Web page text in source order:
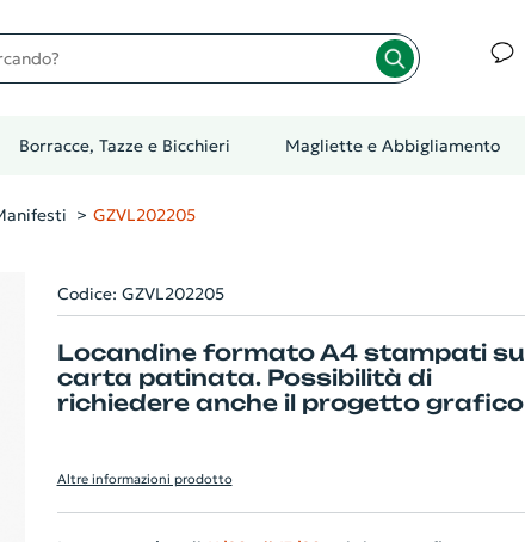
Borracce, Tazze e Bicchieri Magliette e Abbigliamento
GZVL202205
Codice: GZVL202205
Locandine formato A4 stampati su
carta patinata. Possibilità di
richiedere anche il progetto grafico
Altre informazioni prodotto